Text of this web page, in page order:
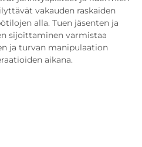
vakauden raskaiden
alla. Tuen jäsenten ja
sijoittaminen varmistaa
ja turvan manipulaation
aikana.